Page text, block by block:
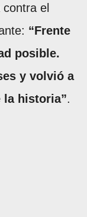
el
“Frente
posible.
y volvió a
la historia”.